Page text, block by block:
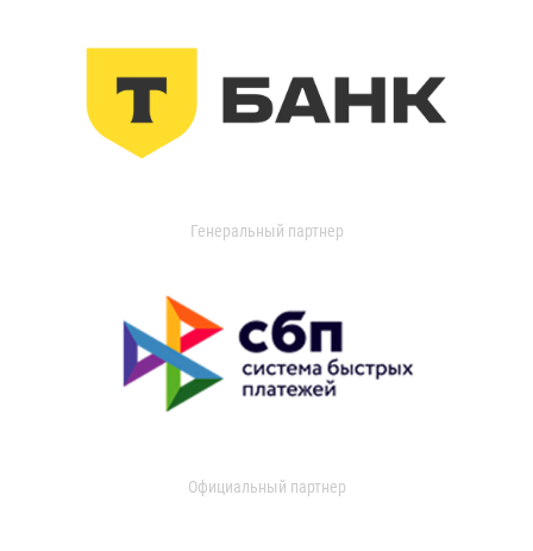
Генеральный партнер
Официальный партнер